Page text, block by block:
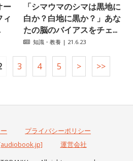
ー
ィ
「シマウマのシマは黒地に
白か？白地に黒か？」あな
たの脳のバイアスをチェ...
知識・教養 | 21.6.23
3 4 5 > >>
プライバシーポリシー
運営会社